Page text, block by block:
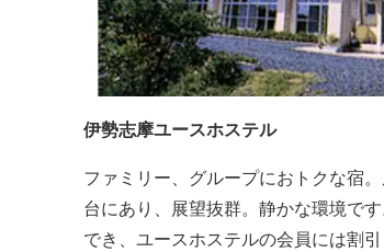
伊勢志摩ユースホステル
ファミリー、グループにおトクな宿
台にあり、展望抜群。静かな環境で
でき、ユースホステルの会員には割引